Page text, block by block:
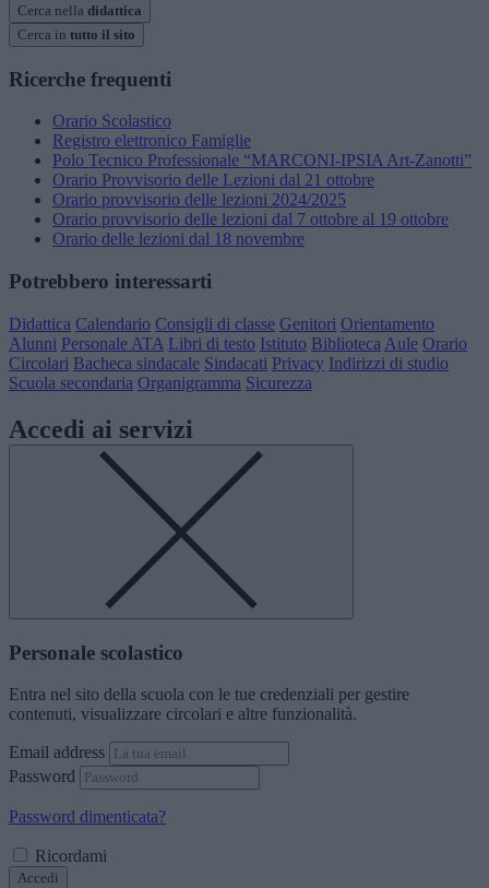
Cerca nella didattica
Cerca in tutto il sito
Ricerche frequenti
Orario Scolastico
Registro elettronico Famiglie
Polo Tecnico Professionale “MARCONI-IPSIA Art-Zanotti”
Orario Provvisorio delle Lezioni dal 21 ottobre
Orario provvisorio delle lezioni 2024/2025
Orario provvisorio delle lezioni dal 7 ottobre al 19 ottobre
Orario delle lezioni dal 18 novembre
Potrebbero interessarti
Didattica Calendario Consigli di classe Genitori Orientamento
Alunni Personale ATA Libri di testo Istituto Biblioteca Aule Orario
Circolari Bacheca sindacale Sindacati Privacy Indirizzi di studio
Scuola secondaria Organigramma Sicurezza
Accedi ai servizi
Personale scolastico
Entra nel sito della scuola con le tue credenziali per gestire
contenuti, visualizzare circolari e altre funzionalità.
Email address
Password
Password dimenticata?
Ricordami
Accedi